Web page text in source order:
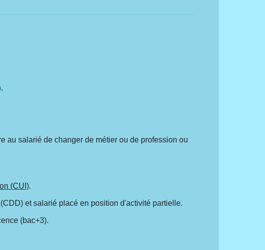
au salarié de changer de métier ou de profession ou
(CUI).
et salarié placé en position d'activité partielle.
(bac+3).